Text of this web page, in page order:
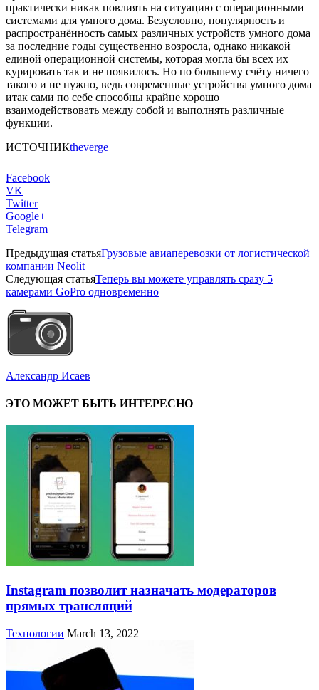
практически никак повлиять на ситуацию с операционными
системами для умного дома. Безусловно, популярность и
распространённость самых различных устройств умного дома
за последние годы существенно возросла, однако никакой
единой операционной системы, которая могла бы всех их
курировать так и не появилось. Но по большему счёту ничего
такого и не нужно, ведь современные устройства умного дома
итак сами по себе способны крайне хорошо
взаимодействовать между собой и выполнять различные
функции.
ИСТОЧНИКtheverge
Facebook
VK
Twitter
Google+
Telegram
Предыдущая статьяГрузовые авиаперевозки от логистической
компании Neolit
Следующая статьяТеперь вы можете управлять сразу 5
камерами GoPro одновременно
Александр Исаев
ЭТО МОЖЕТ БЫТЬ ИНТЕРЕСНО
Instagram позволит назначать модераторов
прямых трансляций
Технологии March 13, 2022